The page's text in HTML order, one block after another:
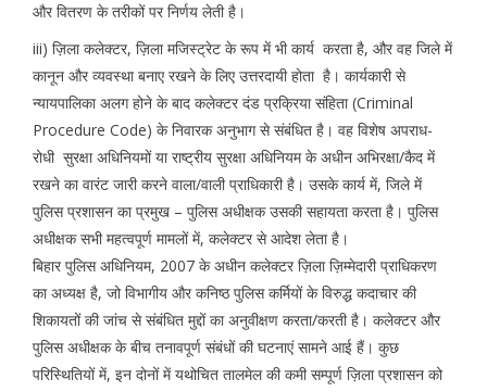
और वितरण के तरीकों पर निर्णय लेती है।
iii) ज़िला कलेक्टर, ज़िला मजिस्ट्रेट के रूप में भी कार्य करता है, और वह जिले में
कानून और व्यवस्था बनाए रखने के लिए उत्तरदायी होता है। कार्यकारी से
न्यायपालिका अलग होने के बाद कलेक्टर दंड प्रक्रिया संहिता (Criminal
Procedure Code) के निवारक अनुभाग से संबंधित है। वह विशेष अपराध-
रोधी सुरक्षा अधिनियमों या राष्ट्रीय सुरक्षा अधिनियम के अधीन अभिरक्षा/कैद में
रखने का वारंट जारी करने वाला/वाली प्राधिकारी है। उसके कार्य में, जिले में
पुलिस प्रशासन का प्रमुख – पुलिस अधीक्षक उसकी सहायता करता है। पुलिस
अधीक्षक सभी महत्वपूर्ण मामलों में, कलेक्टर से आदेश लेता है।
बिहार पुलिस अधिनियम, 2007 के अधीन कलेक्टर ज़िला ज़िम्मेदारी प्राधिकरण
का अध्यक्ष है, जो विभागीय और कनिष्ठ पुलिस कर्मियों के विरुद्ध कदाचार की
शिकायतों की जांच से संबंधित मुद्दों का अनुवीक्षण करता/करती है। कलेक्टर और
पुलिस अधीक्षक के बीच तनावपूर्ण संबंधों की घटनाएं सामने आई हैं। कुछ
परिस्थितियों में, इन दोनों में यथोचित तालमेल की कमी सम्पूर्ण ज़िला प्रशासन को